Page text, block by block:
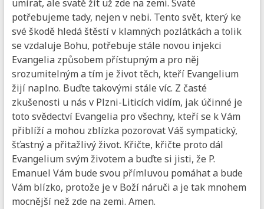
umírat, ale svatě žít už zde na zemi. Svaté
potřebujeme tady, nejen v nebi. Tento svět, který ke
své škodě hledá štěstí v klamných pozlátkách a tolik
se vzdaluje Bohu, potřebuje stále novou injekci
Evangelia způsobem přístupným a pro něj
srozumitelným a tím je život těch, kteří Evangelium
žijí naplno. Buďte takovými stále víc. Z časté
zkušenosti u nás v Plzni-Liticích vidím, jak účinné je
toto svědectví Evangelia pro všechny, kteří se k Vám
přiblíží a mohou zblízka pozorovat Váš sympatický,
šťastný a přitažlivý život. Křičte, křičte proto dál
Evangelium svým životem a buďte si jisti, že P.
Emanuel Vám bude svou přímluvou pomáhat a bude
Vám blízko, protože je v Boží náruči a je tak mnohem
mocnější než zde na zemi. Amen.